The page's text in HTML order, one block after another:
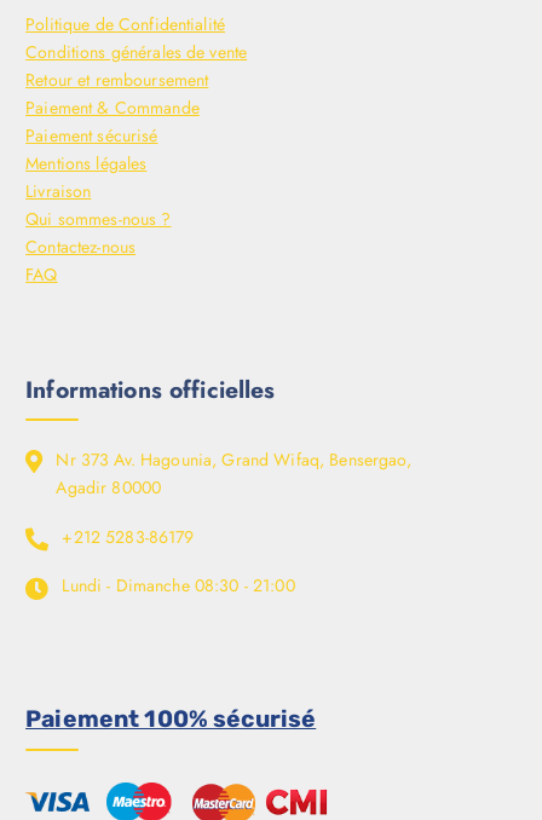
Politique de Confidentialité
Conditions générales de vente
Retour et remboursement
Paiement & Commande
Paiement sécurisé
Mentions légales
Livraison
Qui sommes-nous ?
Contactez-nous
FAQ
Informations officielles
Nr 373 Av. Hagounia, Grand Wifaq, Bensergao,
Agadir 80000
+212 5283-86179
Lundi - Dimanche 08:30 - 21:00
Paiement 100% sécurisé